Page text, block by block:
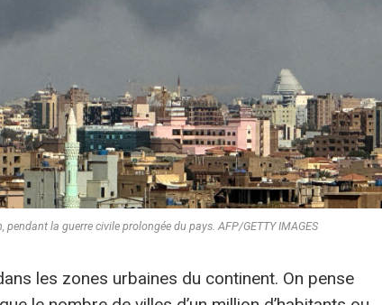
la guerre civile prolongée du pays. AFP/GETTY IMAGES
les zones urbaines du continent. On pense